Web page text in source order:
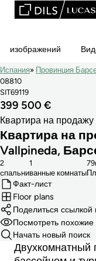
Сниженная Цена
изображений
Испания Провинция
08810
SIT69119
399 500 €
Квартира на продажу
Квартира на
Vallpineda,
cпальни
2
ванные комнаты
1
Факт-лист
Floor plans
Поделиться ссылкой
Посмотреть похожие
Начать новый поиск
Двухкомнатный